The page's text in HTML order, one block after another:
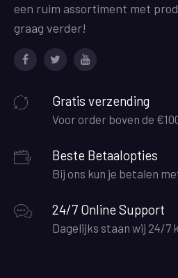
een ruim assortiment met
graag verder!
Gratis verzending
Voor order boven de
Beste Betaalopties
Bij ons kun je betalen
24/7 Online Support
Dagelijks staan wij 24/7